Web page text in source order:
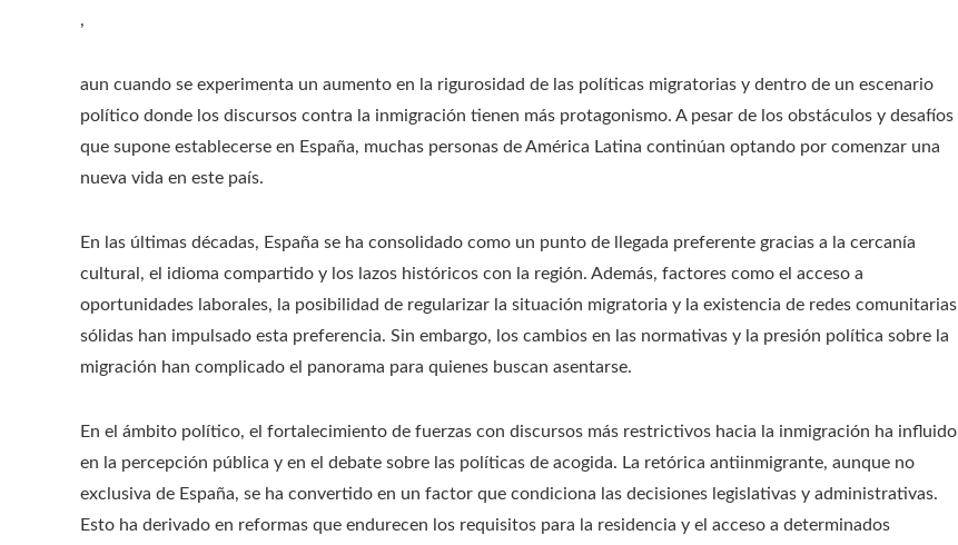
,
aun cuando se experimenta un aumento en la rigurosidad de las políticas migratorias y dentro de un escenario
político donde los discursos contra la inmigración tienen más protagonismo. A pesar de los obstáculos y desafíos
que supone establecerse en España, muchas personas de América Latina continúan optando por comenzar una
nueva vida en este país.
En las últimas décadas, España se ha consolidado como un punto de llegada preferente gracias a la cercanía
cultural, el idioma compartido y los lazos históricos con la región. Además, factores como el acceso a
oportunidades laborales, la posibilidad de regularizar la situación migratoria y la existencia de redes comunitarias
sólidas han impulsado esta preferencia. Sin embargo, los cambios en las normativas y la presión política sobre la
migración han complicado el panorama para quienes buscan asentarse.
En el ámbito político, el fortalecimiento de fuerzas con discursos más restrictivos hacia la inmigración ha influido
en la percepción pública y en el debate sobre las políticas de acogida. La retórica antiinmigrante, aunque no
exclusiva de España, se ha convertido en un factor que condiciona las decisiones legislativas y administrativas.
Esto ha derivado en reformas que endurecen los requisitos para la residencia y el acceso a determinados